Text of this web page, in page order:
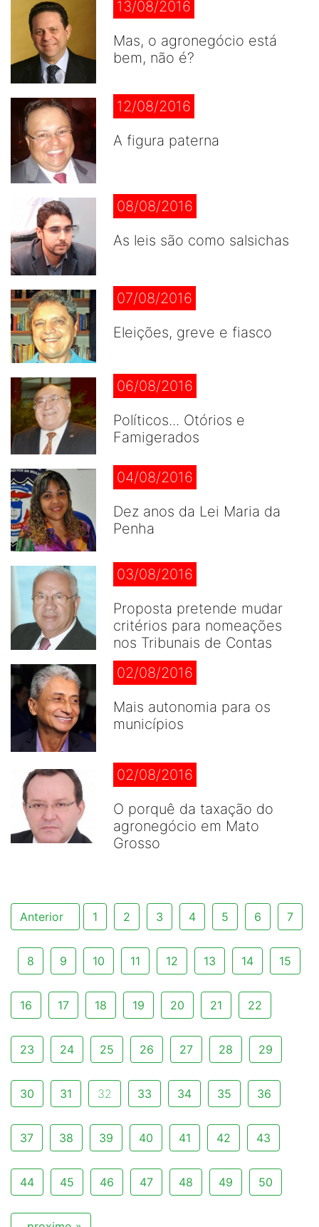
13/08/2016
Mas, o agronegócio está
bem, não é?
12/08/2016
A figura paterna
08/08/2016
As leis são como salsichas
07/08/2016
Eleições, greve e fiasco
06/08/2016
Políticos... Otórios e
Famigerados
04/08/2016
Dez anos da Lei Maria da
Penha
03/08/2016
Proposta pretende mudar
critérios para nomeações
nos Tribunais de Contas
02/08/2016
Mais autonomia para os
municípios
02/08/2016
O porquê da taxação do
agronegócio em Mato
Grosso
Anterior 1 2 3 4 5 6 7
8 9 10 11 12 13 14 15
16 17 18 19 20 21 22
23 24 25 26 27 28 29
30 31 32 33 34 35 36
37 38 39 40 41 42 43
44 45 46 47 48 49 50